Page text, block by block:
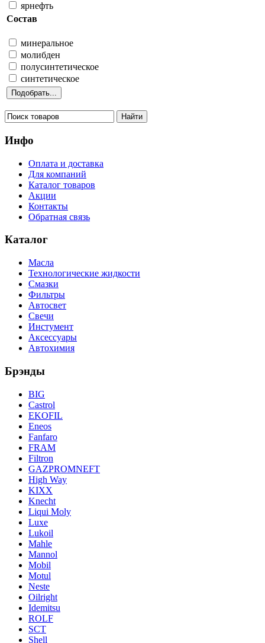
ярнефть
Состав
минеральное
молибден
полусинтетическое
синтетическое
Инфо
Оплата и доставка
Для компаний
Каталог товаров
Акции
Контакты
Обратная связь
Каталог
Масла
Технологические жидкости
Смазки
Фильтры
Автосвет
Свечи
Инстумент
Аксессуары
Автохимия
Брэнды
BIG
Castrol
EKOFIL
Eneos
Fanfaro
FRAM
Filtron
GAZPROMNEFT
High Way
KIXX
Knecht
Liqui Moly
Luxe
Lukoil
Mahle
Mannol
Mobil
Motul
Neste
Oilright
Idemitsu
ROLF
SCT
Shell